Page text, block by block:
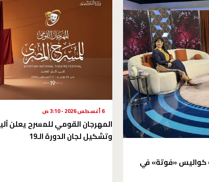
كواليس «فوتة» في
6 أغسطس 2026 - 3:10 ص
وتشكيل لجان الدورة الـ19